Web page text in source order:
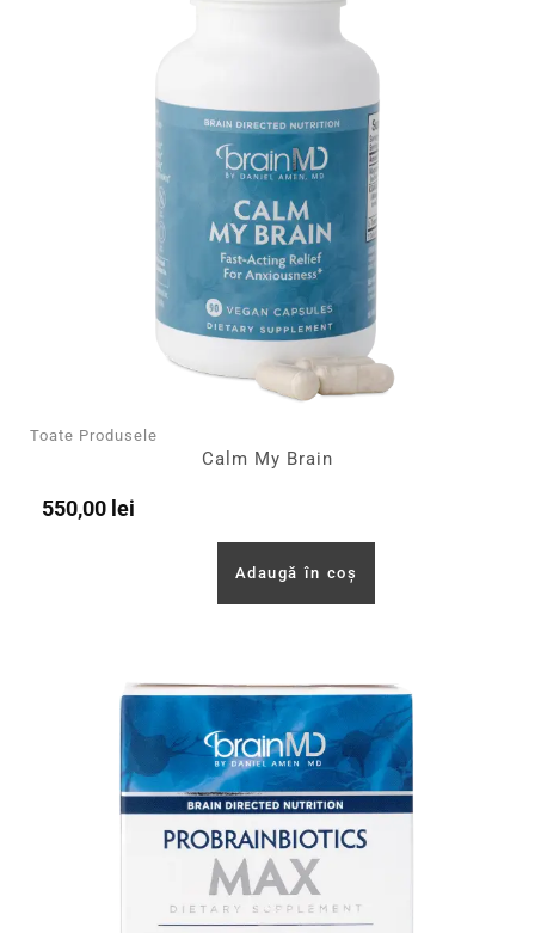
Toate Produsele
Calm My Brain
550,00 lei
Adaugă în coș